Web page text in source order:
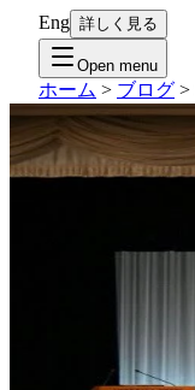
Eng 詳しく見る
Open menu
ホーム > ブログ >